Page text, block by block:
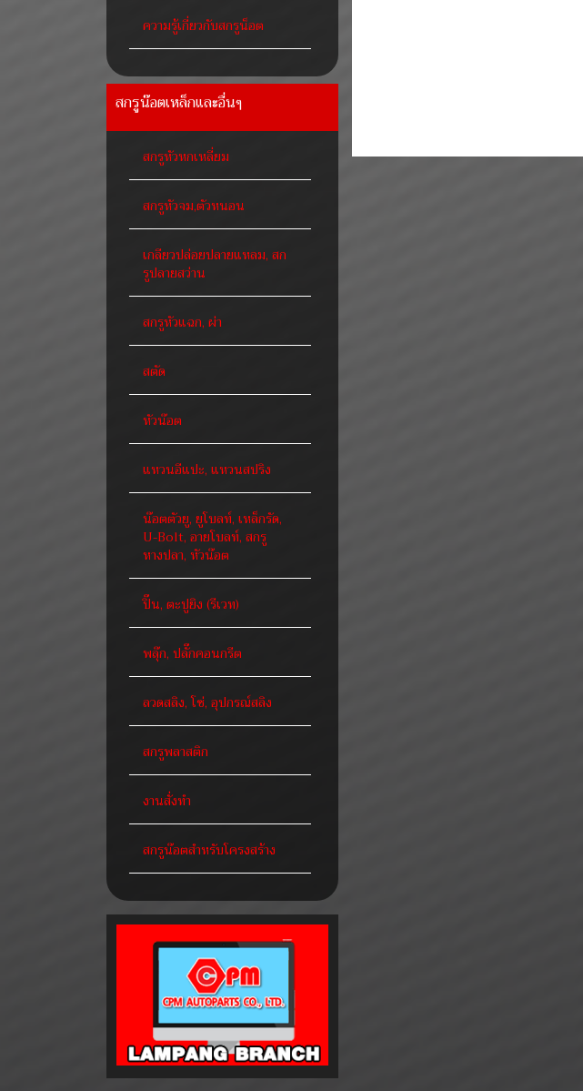
ความรู้เกี่ยวกับสกรูน็อต
สกรูน๊อตเหล็กและอื่นๆ
สกรูหัวหกเหลี่ยม
สกรูหัวจม,ตัวหนอน
เกลียวปล่อยปลายแหลม, สก
รูปลายสว่าน
สกรูหัวแฉก, ผ่า
สตัด
หัวน๊อต
แหวนอีแปะ, แหวนสปริง
น๊อตตัวยู, ยูโบลท์, เหล็กรัด,
U-Bolt, อายโบลท์, สกรู
หางปลา, หัวน๊อต
ปิ๊น, ตะปูยิง (รีเวท)
พลุ๊ก, ปลั๊กคอนกรีต
ลวดสลิง, โซ่, อุปกรณ์สลิง
สกรูพลาสติก
งานสั่งทำ
สกรูน๊อตสำหรับโครงสร้าง